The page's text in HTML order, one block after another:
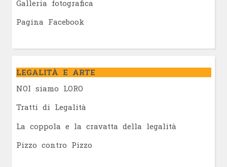
Galleria fotografica
Pagina Facebook
LEGALITÀ E ARTE
NOI siamo LORO
Tratti di Legalità
La coppola e la cravatta della legalità
Pizzo contro Pizzo